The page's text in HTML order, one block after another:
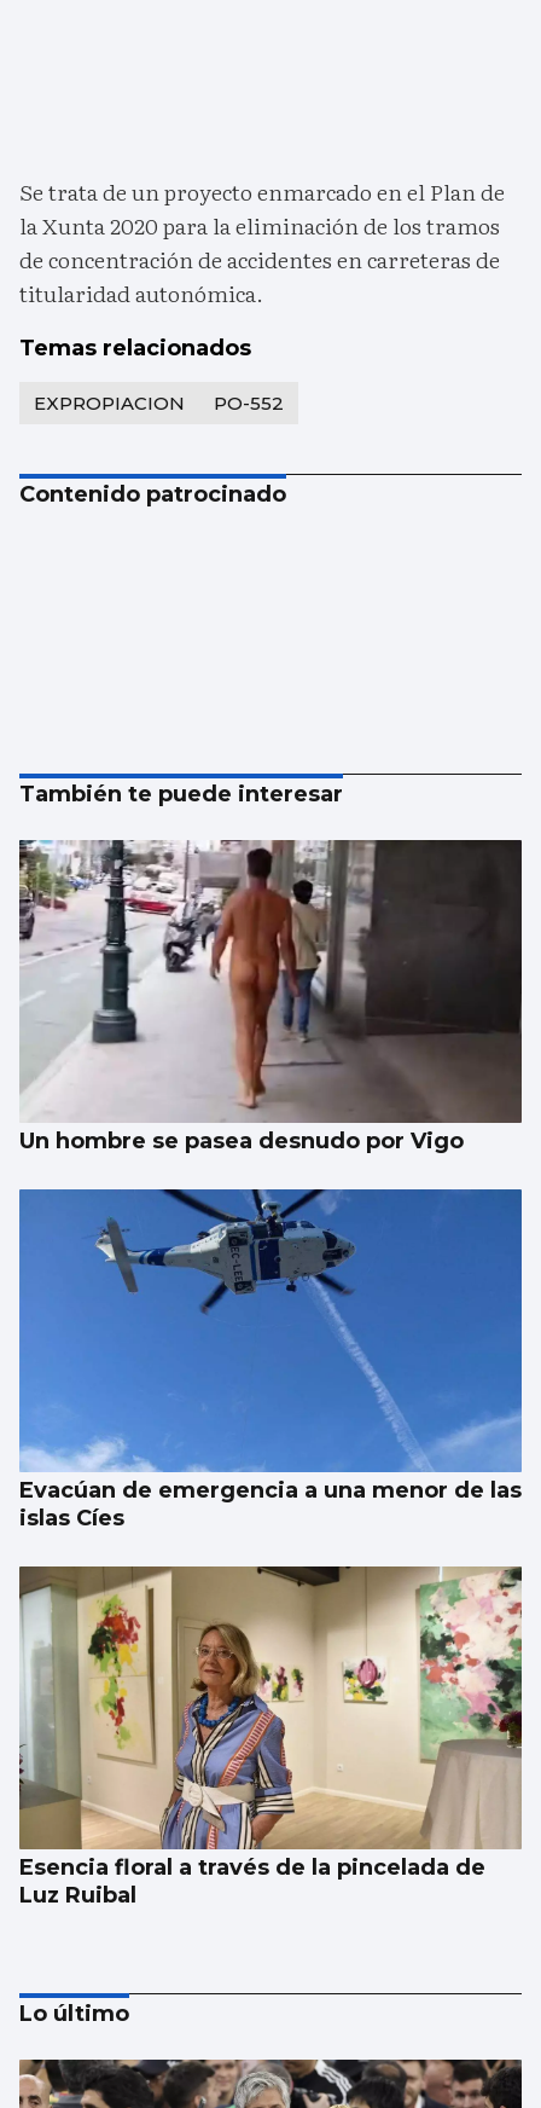
Se trata de un proyecto enmarcado en el Plan de
la Xunta 2020 para la eliminación de los tramos
de concentración de accidentes en carreteras de
titularidad autonómica.
Temas relacionados
EXPROPIACION PO-552
Contenido patrocinado
También te puede interesar
Un hombre se pasea desnudo por Vigo
Evacúan de emergencia a una menor de las
islas Cíes
Esencia floral a través de la pincelada de
Luz Ruibal
Lo último